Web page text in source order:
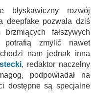
błyskawiczny rozwój
deepfake pozwala dziś
fałszywych
zmylić nawet
nam jednak inna
, redaktor naczelny
podpowiadał na
dostępne są specjalne